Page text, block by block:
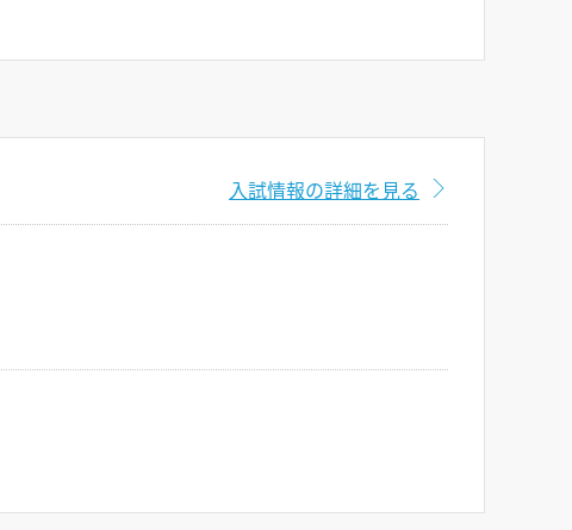
入試情報の詳細を見る